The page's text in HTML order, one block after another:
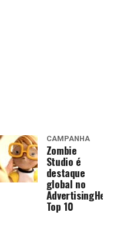
CAMPANHA
Zombie
Studio é
destaque
global no
Top 10